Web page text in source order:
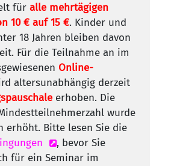
füralle mehrtägigen
10 € auf 15 €. Kinder und
18 Jahren bleiben davon
Für die Teilnahme an im
Online-
altersunabhängig derzeit
erhoben. Die
wurde
erhöht. Bitte lesen Sie die
, bevor Sie
für ein Seminar im